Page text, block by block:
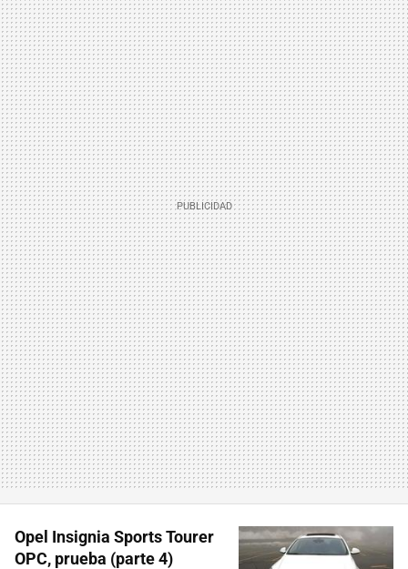
Opel Insignia Sports Tourer
OPC, prueba (parte 4)